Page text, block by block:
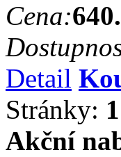
Cena:
Detail
Stránky: 1
Akční